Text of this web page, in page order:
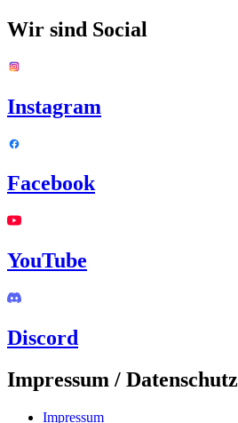
Wir sind Social
Instagram
Facebook
YouTube
Discord
Impressum / Datenschutz
Impressum